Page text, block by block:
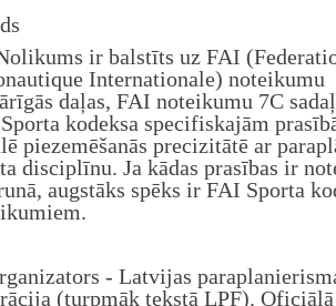
ir balstīts uz FAI
Internationale) noteikumu
daļas, FAI noteikumu 7C
kodeksa specifiskajām
piezemēšanās precizitātē ar
disciplīnu. Ja kādas prasības ir
augstāks spēks ir FAI Sporta
- Latvijas
(turpmāk tekstā LPF). Oficiālā